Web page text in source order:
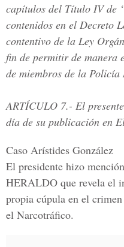
capítulos del Título IV de
contenidos en el Decreto
contentivo de la Ley
fin de permitir de manera
de miembros de la Policía
ARTÍCULO 7.- El
día de su publicación en
Caso Arístides González
El presidente hizo
HERALDO que revela el
propia cúpula en el
el Narcotráfico.